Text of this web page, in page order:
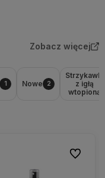
Zobacz więcej
1 Nowe 2
Strzykawki
z igłą
wtopioną
Do